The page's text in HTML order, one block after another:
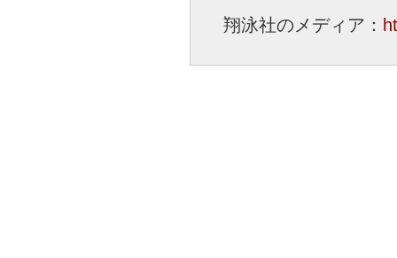
翔泳社のメディア：